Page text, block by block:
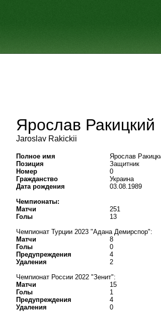
Ярослав Ракицкий
Jaroslav Rakickii
Полное имя
Ярослав
Позиция
Защитник
Номер
0
Гражданство
Украина
Дата рождения
03.08.1989
Чемпионаты:
Матчи
251
Голы
13
Чемпионат Турции 2023 "Адана Демирспор":
Матчи
8
Голы
0
Предупреждения
4
Удаления
2
Чемпионат России 2022 "Зенит":
Матчи
15
Голы
1
Предупреждения
4
Удаления
0